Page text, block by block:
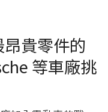
貴零件的
等車廠挑